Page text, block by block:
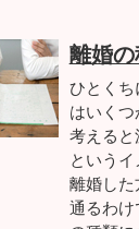
離婚
ひとくち
はいくつ
考えると
というイ
離婚した
通るわけ